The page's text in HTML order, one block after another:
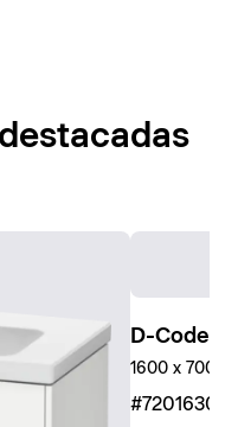
D-Code
1600 x 700